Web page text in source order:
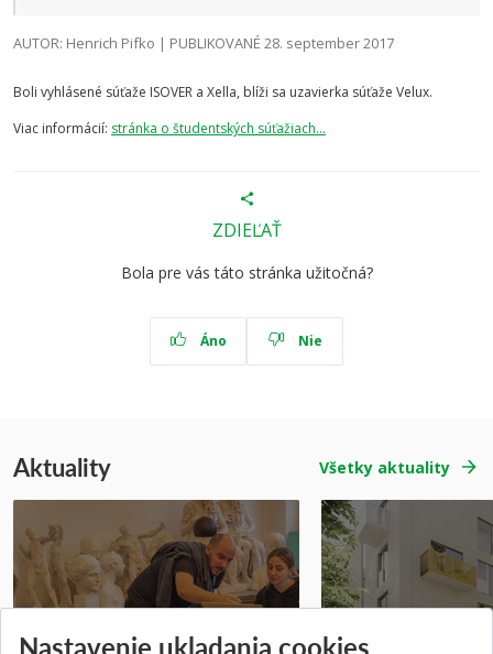
AUTOR: Henrich Pifko | PUBLIKOVANÉ 28. september 2017
Boli vyhlásené súťaže ISOVER a Xella, blíži sa uzavierka súťaže Velux.
Viac informácií: stránka o študentských súťažiach...
ZDIEĽAŤ
Bola pre vás táto stránka užitočná?
Áno Nie
Aktuality Všetky aktuality
Pridané 14.07.2026 Pridané 03.07.2026
Nastavenie ukladania cookies